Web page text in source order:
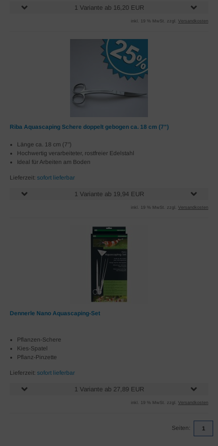
1 Variante ab 16,20 EUR
inkl. 19 % MwSt. zzgl. Versandkosten
Riba Aquascaping Schere doppelt gebogen ca. 18 cm (7")
Länge ca. 18 cm (7")
Hochwertig verarbeiteter, rostfreier Edelstahl
Ideal für Arbeiten am Boden
Lieferzeit: sofort lieferbar
1 Variante ab 19,94 EUR
inkl. 19 % MwSt. zzgl. Versandkosten
Dennerle Nano Aquascaping-Set
Pflanzen-Schere
Kies-Spatel
Pflanz-Pinzette
Lieferzeit: sofort lieferbar
1 Variante ab 27,89 EUR
inkl. 19 % MwSt. zzgl. Versandkosten
Seiten: 1